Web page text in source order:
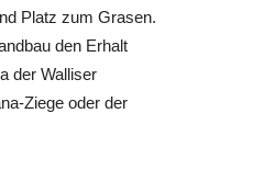
Platz zum Grasen.
den Erhalt
der Walliser
Ziege oder der